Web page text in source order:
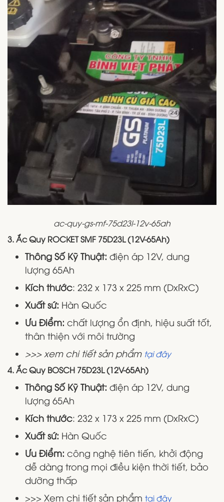
ac-quy-gs-mf-75d23l-12v-65ah
3. Ắc Quy ROCKET SMF 75D23L (12V-65Ah)
Thông Số Kỹ Thuật: điện áp 12V, dung
lượng 65Ah
Kích thước: 232 x 173 x 225 mm (DxRxC)
Xuất sứ: Hàn Quốc
Ưu Điểm: chất lượng ổn định, hiệu suất tốt,
thân thiện với môi trường
>>> xem chi tiết sản phẩm tại đây
4. Ắc Quy BOSCH 75D23L (12V-65Ah)
Thông Số Kỹ Thuật: điện áp 12V, dung
lượng 65Ah
Kích thước: 232 x 173 x 225 mm (DxRxC)
Xuất sứ: Hàn Quốc
Ưu Điểm: công nghệ tiên tiến, khởi động
dễ dàng trong mọi điều kiện thời tiết, bảo
dưỡng thấp
>>> Xem chi tiết sản phẩm tại đây